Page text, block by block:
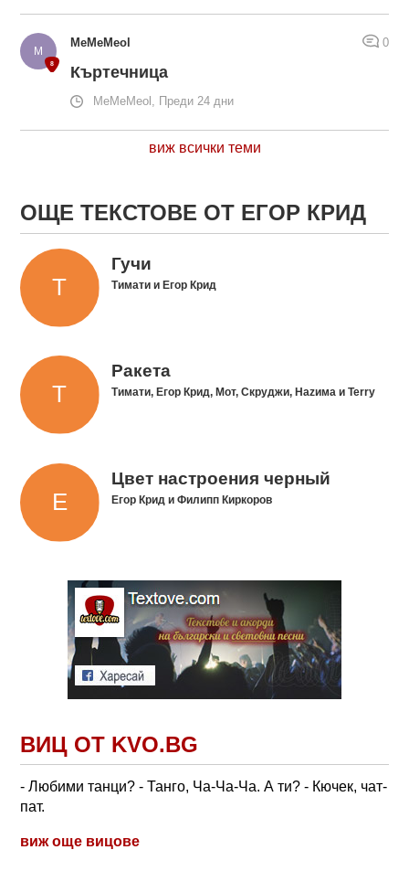
MeMeMeol 0
Къртечница
MeMeMeol, Преди 24 дни
виж всички теми
ОЩЕ ТЕКСТОВЕ ОТ ЕГОР КРИД
Гучи
Тимати и Егор Крид
Ракета
Тимати, Егор Крид, Мот, Скруджи, Наzима и Terry
Цвет настроения черный
Егор Крид и Филипп Киркоров
ВИЦ ОТ KVO.BG
- Любими танци? - Танго, Ча-Ча-Ча. А ти? - Кючек, чат-
пат.
виж още вицове